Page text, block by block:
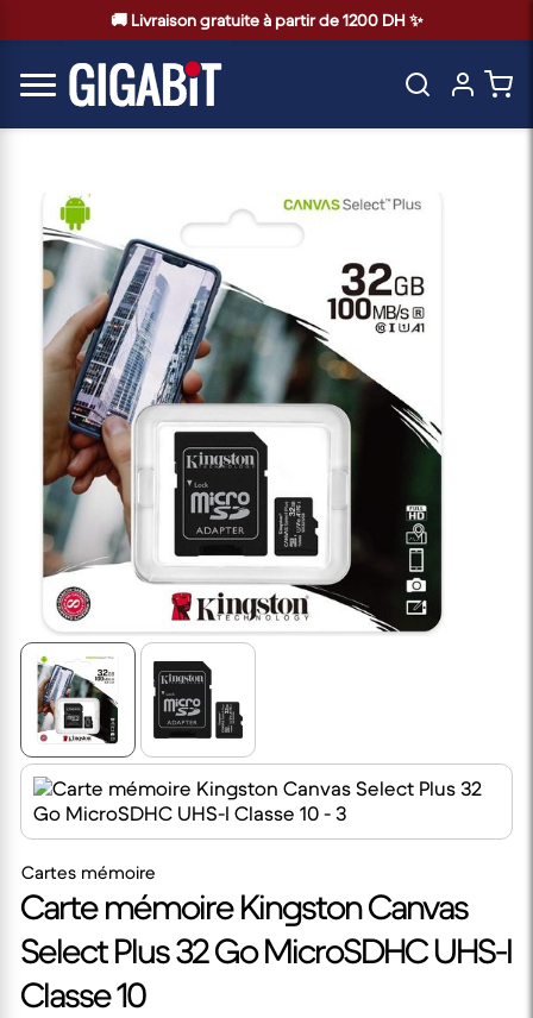
🚚 Livraison gratuite à partir de 1200 DH ✨
Cartes mémoire
Carte mémoire Kingston Canvas
Select Plus 32 Go MicroSDHC UHS-I
Classe 10